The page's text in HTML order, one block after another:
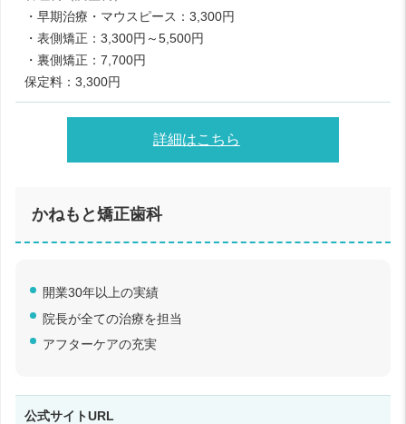
・早期治療・マウスピース：3,300円
・表側矯正：3,300円～5,500円
・裏側矯正：7,700円
保定料：3,300円
詳細はこちら
かねもと矯正歯科
開業30年以上の実績
院長が全ての治療を担当
アフターケアの充実
公式サイトURL